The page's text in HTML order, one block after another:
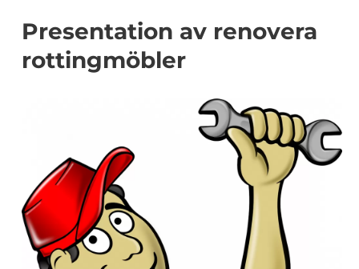
Presentation av renovera
rottingmöbler